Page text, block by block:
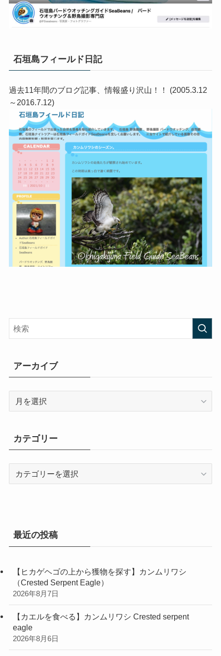
石垣島フィールド日記
過去11年間のブログ記事、情報盛り沢山！！ (2005.3.12
～2016.7.12)
アーカイブ
ブ
カテゴリー
最近の投稿
【ヒカゲヘゴの上から獲物を探す】カンムリワシ
（Crested Serpent Eagle）
2026年8月7日
【カエルを食べる】カンムリワシ Crested serpent
eagle
2026年8月6日